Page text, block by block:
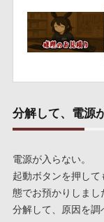
分解して、電源
電源が入らない。
起動ボタンを押し
態でお預かりしまし
分解して、原因を調